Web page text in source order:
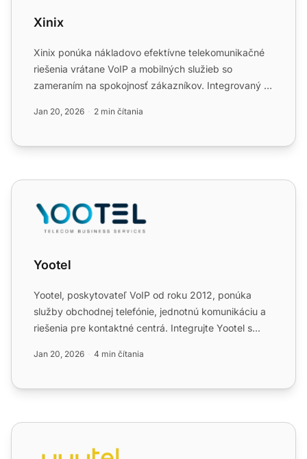
Xinix
Xinix ponúka nákladovo efektívne telekomunikačné
riešenia vrátane VoIP a mobilných služieb so
zameraním na spokojnosť zákazníkov. Integrovaný s
Jan 20, 2026 2 min čítania
Yootel
Yootel
Yootel, poskytovateľ VoIP od roku 2012, ponúka
služby obchodnej telefónie, jednotnú komunikáciu a
riešenia pre kontaktné centrá. Integrujte Yootel s
Jan 20, 2026 4 min čítania
yuutel